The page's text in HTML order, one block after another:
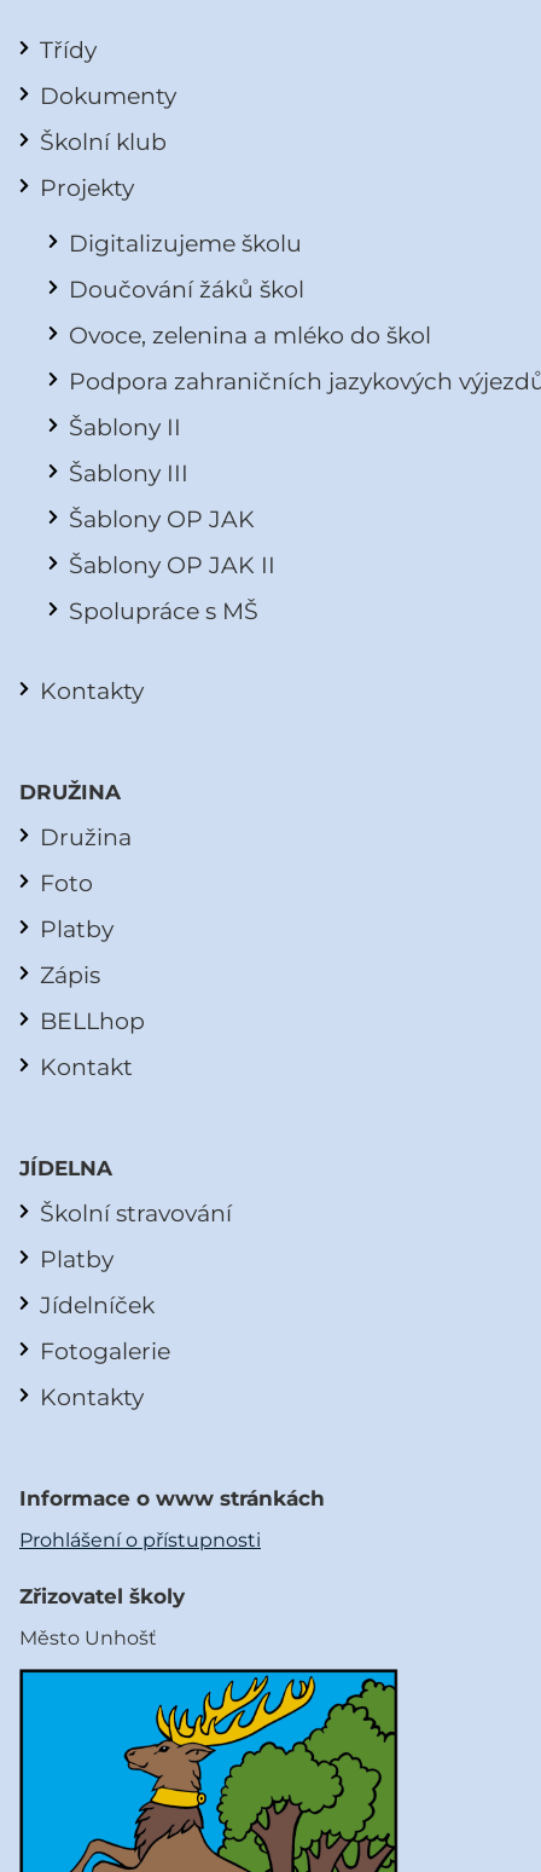
Třídy
Dokumenty
Školní klub
Projekty
Digitalizujeme školu
Doučování žáků škol
Ovoce, zelenina a mléko do škol
Podpora zahraničních jazykových
Šablony II
Šablony III
Šablony OP JAK
Šablony OP JAK II
Spolupráce s MŠ
Kontakty
DRUŽINA
Družina
Foto
Platby
Zápis
BELLhop
Kontakt
JÍDELNA
Školní stravování
Platby
Jídelníček
Fotogalerie
Kontakty
Informace o www stránkách
Prohlášení o přístupnosti
Zřizovatel školy
Město Unhošť